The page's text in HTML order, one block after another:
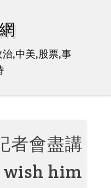
,中美,股票,事
者會盡講
wish him